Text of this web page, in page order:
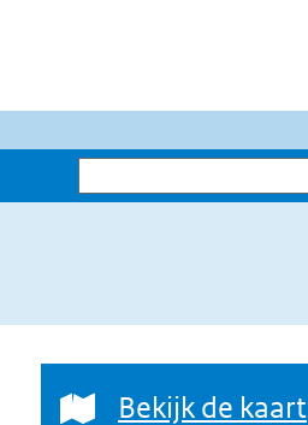
Zoeken
Bekijk de kaart
Bekijk de kaart